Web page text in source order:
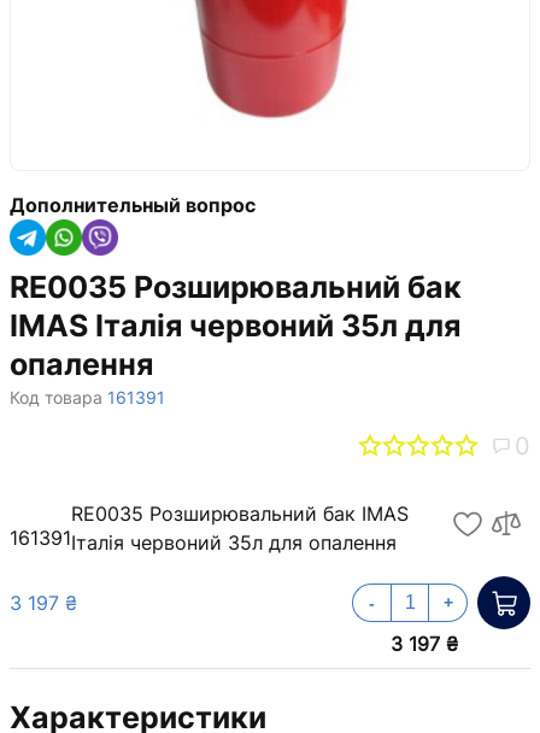
Дополнительный вопрос
RE0035 Розширювальний бак
IMAS Італія червоний 35л для
опалення
Код товара 161391
0
161391
RE0035 Розширювальний бак IMAS
Італія червоний 35л для опалення
3 197 ₴
3 197 ₴
- +
Характеристики